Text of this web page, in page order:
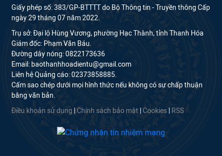
Giấy phép số: 383/GP-BTTTT do Bộ Thông tin - Truyền thông Cấp
ngày 29 tháng 07 năm 2022.
Trụ sở: Đại lộ Hùng Vương, phường Hạc Thành, tỉnh Thanh Hóa
Giám đốc: Phạm Văn Báu.
Đường dây nóng: 0822173636
Email: baothanhhoadientu@gmail.com
Liên hệ Quảng cáo: 02373858885.
Cấm sao chép dưới mọi hình thức nếu không có sự chấp thuận
bằng văn bản.
Điều khoản sử dụng Chính sách bảo mật Cookies RSS